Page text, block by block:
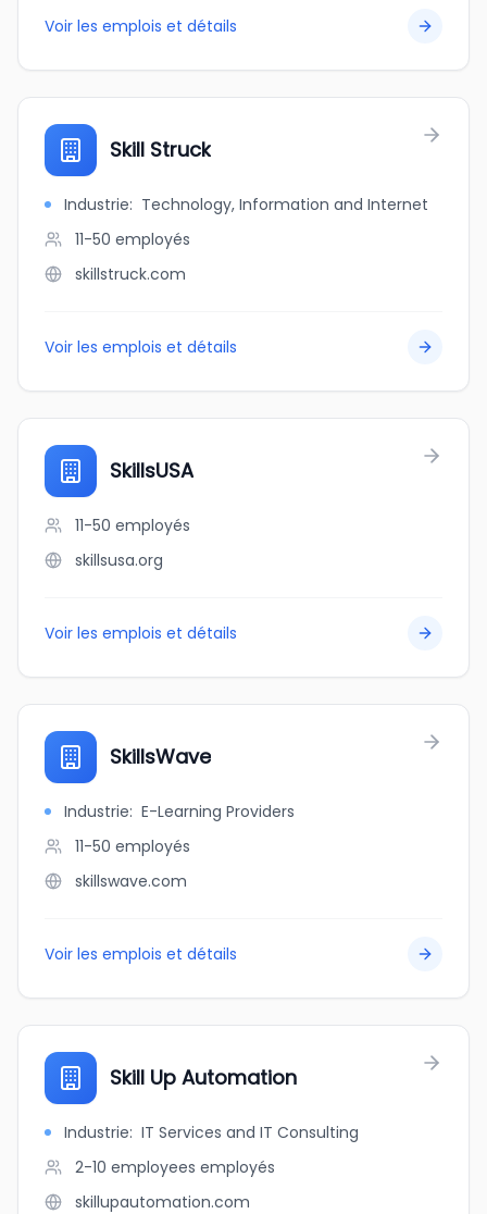
Voir les emplois et détails
Skill Struck
Industrie: Technology, Information and Internet
11-50 employés
skillstruck.com
Voir les emplois et détails
SkillsUSA
11-50 employés
skillsusa.org
Voir les emplois et détails
SkillsWave
Industrie: E-Learning Providers
11-50 employés
skillswave.com
Voir les emplois et détails
Skill Up Automation
Industrie: IT Services and IT Consulting
2-10 employees employés
skillupautomation.com